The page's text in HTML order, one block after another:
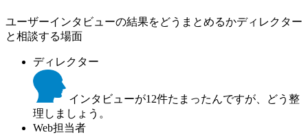
ユーザーインタビューの結果をどうまとめるかディレクター
と相談する場面
ディレクター
インタビューが12件たまったんですが、どう整
理しましょう。
Web担当者